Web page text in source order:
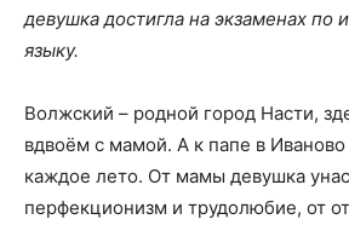
девушка достигла на экзаменах по
языку.
Волжский – родной город Насти,
вдвоём с мамой. А к папе в Иваново
каждое лето. От мамы девушка
перфекционизм и трудолюбие, от